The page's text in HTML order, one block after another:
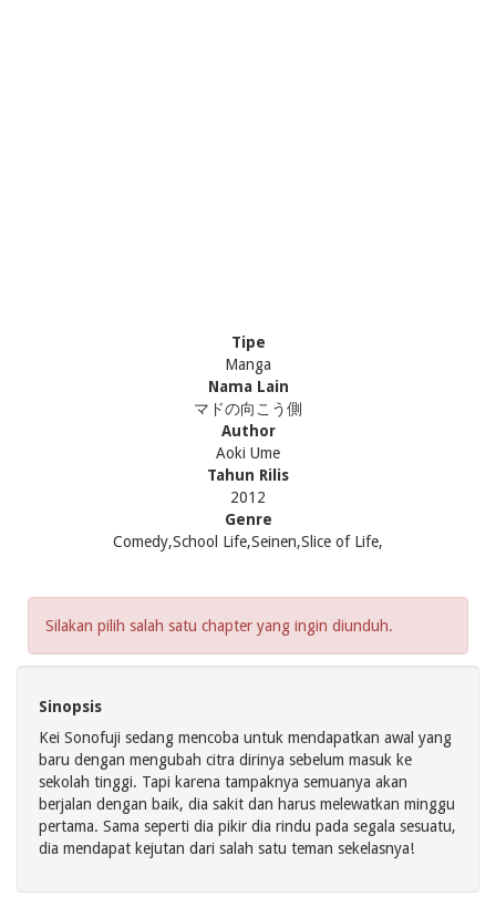
Tipe
Manga
Nama Lain
マドの向こう側
Author
Aoki Ume
Tahun Rilis
2012
Genre
Comedy,School Life,Seinen,Slice of Life,
Silakan pilih salah satu chapter yang ingin diunduh.
Sinopsis
Kei Sonofuji sedang mencoba untuk mendapatkan awal yang
baru dengan mengubah citra dirinya sebelum masuk ke
sekolah tinggi. Tapi karena tampaknya semuanya akan
berjalan dengan baik, dia sakit dan harus melewatkan minggu
pertama. Sama seperti dia pikir dia rindu pada segala sesuatu,
dia mendapat kejutan dari salah satu teman sekelasnya!